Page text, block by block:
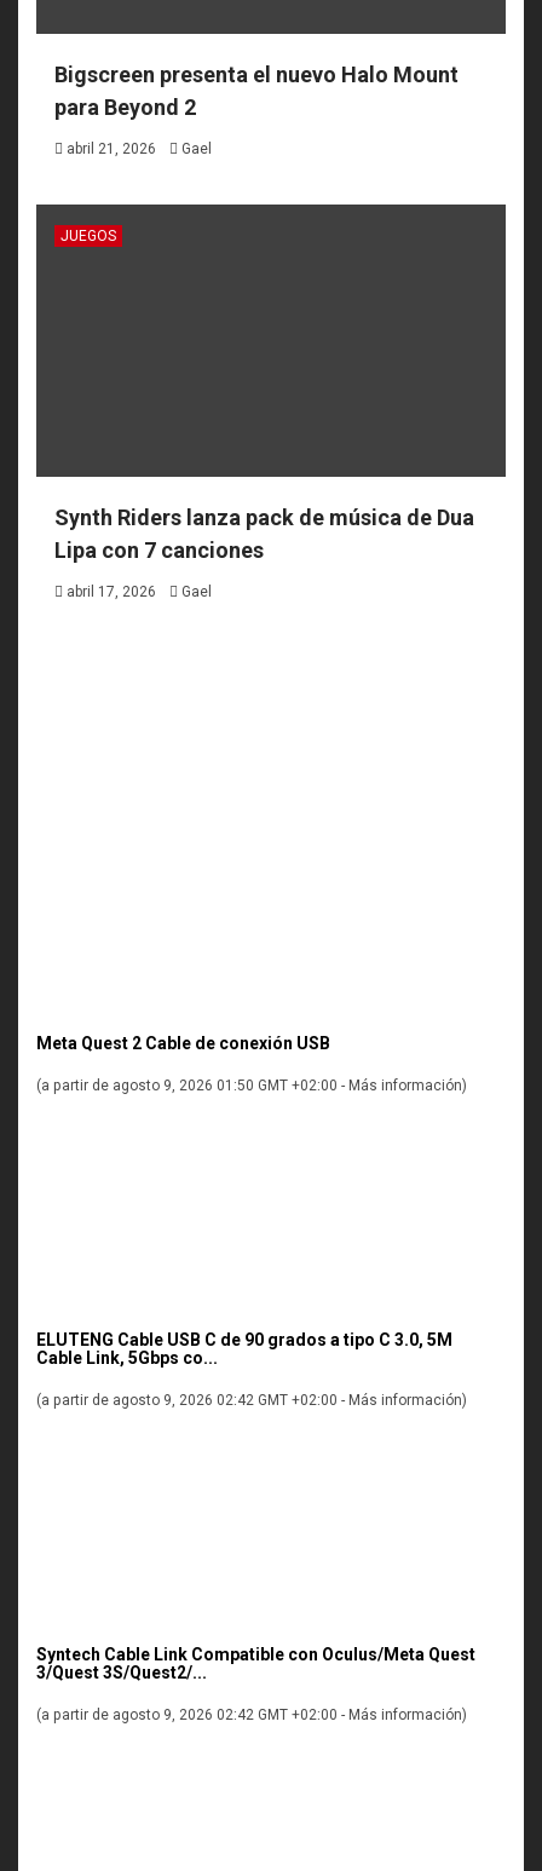
Bigscreen presenta el nuevo Halo Mount
para Beyond 2
abril 21, 2026 Gael
JUEGOS
Synth Riders lanza pack de música de Dua
Lipa con 7 canciones
abril 17, 2026 Gael
Meta Quest 2 Cable de conexión USB
(a partir de agosto 9, 2026 01:50 GMT +02:00 - Más información)
ELUTENG Cable USB C de 90 grados a tipo C 3.0, 5M
Cable Link, 5Gbps co...
(a partir de agosto 9, 2026 02:42 GMT +02:00 - Más información)
Syntech Cable Link Compatible con Oculus/Meta Quest
3/Quest 3S/Quest2/...
(a partir de agosto 9, 2026 02:42 GMT +02:00 - Más información)